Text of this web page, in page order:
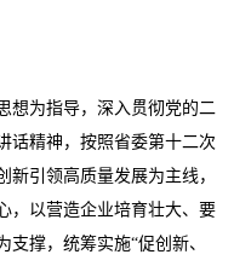
为指导，深入贯彻党的二
话精神，按照省委第十二次
新引领高质量发展为主线，
，以营造企业培育壮大、要
撑，统筹实施“促创新、